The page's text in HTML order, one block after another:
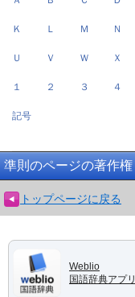
Ｋ Ｌ Ｍ Ｎ
Ｕ Ｖ Ｗ Ｘ
１ ２ ３ ４
記号
準則のページの著作権
トップページに戻る
Weblio
国語辞典アプリ